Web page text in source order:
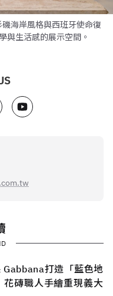
海岸風格與西班牙使命復
與生活感的展示空間。
打造「藍色地
花磚職人手繪重現義大